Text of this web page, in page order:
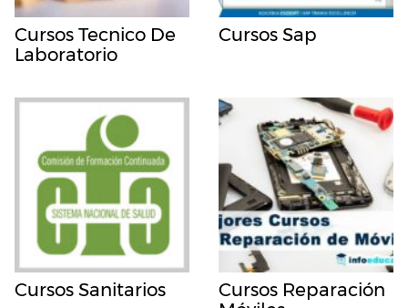
Cursos Tecnico De
Laboratorio
Cursos Sap
Cursos Sanitarios
Cursos Reparación